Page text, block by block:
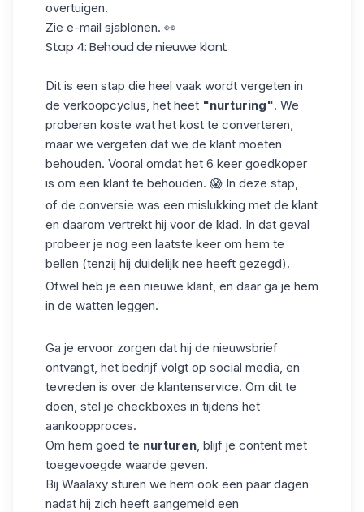
overtuigen.
Zie e-mail sjablonen. 👀
Stap 4: Behoud de nieuwe klant
Dit is een stap die heel vaak wordt vergeten in
de verkoopcyclus, het heet "nurturing". We
proberen koste wat het kost te converteren,
maar we vergeten dat we de klant moeten
behouden. Vooral omdat het 6 keer goedkoper
is om een klant te behouden. 😱 In deze stap,
of de conversie was een mislukking met de klant
en daarom vertrekt hij voor de klad. In dat geval
probeer je nog een laatste keer om hem te
bellen (tenzij hij duidelijk nee heeft gezegd).
Ofwel heb je een nieuwe klant, en daar ga je hem
in de watten leggen.
Ga je ervoor zorgen dat hij de nieuwsbrief
ontvangt, het bedrijf volgt op social media, en
tevreden is over de klantenservice. Om dit te
doen, stel je checkboxes in tijdens het
aankoopproces.
Om hem goed te nurturen , blijf je content met
toegevoegde waarde geven.
Bij Waalaxy sturen we hem ook een paar dagen
nadat hij zich heeft aangemeld een